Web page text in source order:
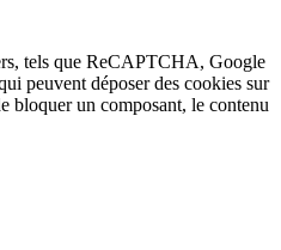
tels que ReCAPTCHA, Google
peuvent déposer des cookies sur
bloquer un composant, le contenu